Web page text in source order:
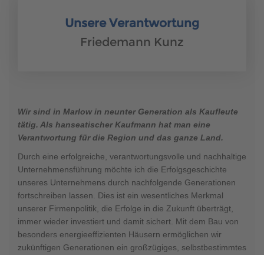
Unsere Verantwortung
Friedemann Kunz
Wir sind in Marlow in neunter Generation als Kaufleute
tätig. Als hanseatischer Kaufmann hat man eine
Verantwortung für die Region und das ganze Land.
Durch eine erfolgreiche, verantwortungsvolle und nachhaltige
Unternehmensführung möchte ich die Erfolgsgeschichte
unseres Unternehmens durch nachfolgende Generationen
fortschreiben lassen. Dies ist ein wesentliches Merkmal
unserer Firmenpolitik, die Erfolge in die Zukunft überträgt,
immer wieder investiert und damit sichert. Mit dem Bau von
besonders energieeffizienten Häusern ermöglichen wir
zukünftigen Generationen ein großzügiges, selbstbestimmtes